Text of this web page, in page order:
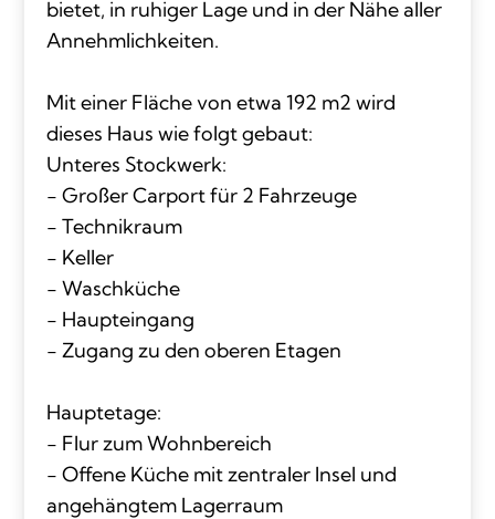
bietet, in ruhiger Lage und in der Nähe aller
Annehmlichkeiten.
Mit einer Fläche von etwa 192 m2 wird
dieses Haus wie folgt gebaut:
Unteres Stockwerk:
- Großer Carport für 2 Fahrzeuge
- Technikraum
- Keller
- Waschküche
- Haupteingang
- Zugang zu den oberen Etagen
Hauptetage:
- Flur zum Wohnbereich
- Offene Küche mit zentraler Insel und
angehängtem Lagerraum